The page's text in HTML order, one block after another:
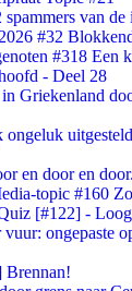
van de
#32
#318 Een
- Deel 28
Griekenland
ongeluk
en door en
topic #160
[#122] -
ongepaste
Brennan!